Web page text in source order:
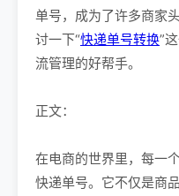
单号，成为了许多商家
讨一下“快递单号转换”
流管理的好帮手。
正文：
在电商的世界里，每一
快递单号。它不仅是商